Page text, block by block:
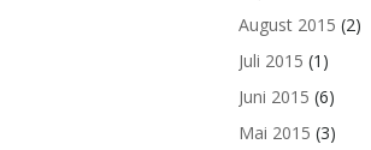
August 2015 (2)
Juli 2015 (1)
Juni 2015 (6)
Mai 2015 (3)